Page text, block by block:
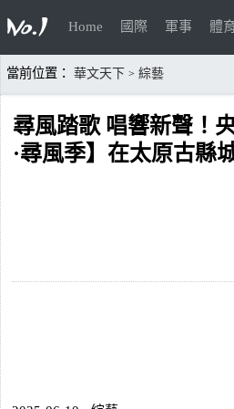
Home 國際 軍事 體
當前位置： 華文天下 > 綜藝
尋風踏歌 唱響新聲！
·尋風季】在太原古縣